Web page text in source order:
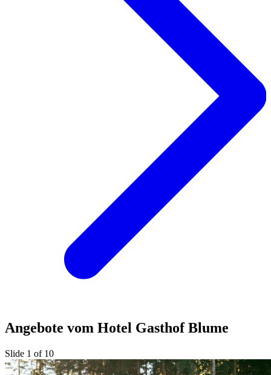
Angebote vom Hotel Gasthof Blume
Slide 1 of 10